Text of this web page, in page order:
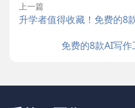
上一篇
升学者值得收藏！免费的8
免费的8款AI写作